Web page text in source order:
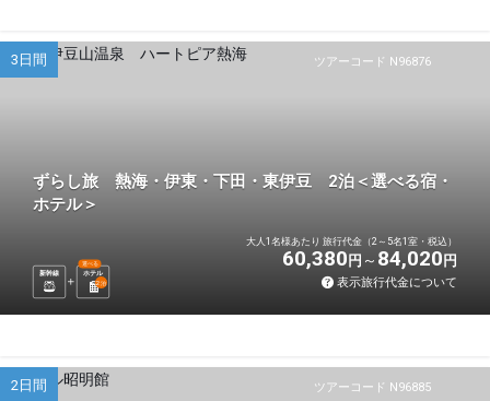
ツアーコード N96876
3日間
ずらし旅 熱海・伊東・下田・東伊豆 2泊＜選べる宿・
ホテル＞
新幹線 ホテル
選べる
2泊
大人1名様あたり 旅行代金（2～5名1室・税込）
60,380 円 84,020 円
表示旅行代金について
ツアーコード N96885
2日間